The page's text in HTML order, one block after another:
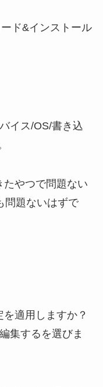
ド&インストール
イス/OS/書き込
たやつで問題ない
問題ないはずで
適用しますか？
集するを選びま